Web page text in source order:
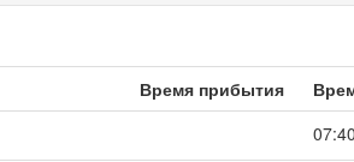
Время прибытия
07:40